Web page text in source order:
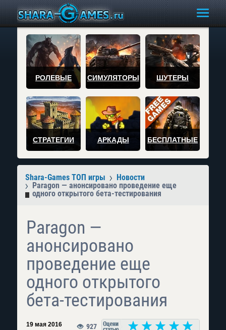
РОЛЕВЫЕ СИМУЛЯТОРЫ ШУТЕРЫ
СТРАТЕГИИ АРКАДЫ БЕСПЛАТНЫЕ
Shara-Games ТОП игры
Новости
Paragon — анонсировано проведение еще
одного открытого бета-тестирования
Paragon —
анонсировано
проведение еще
одного открытого
бета-тестирования
19 мая 2016 927